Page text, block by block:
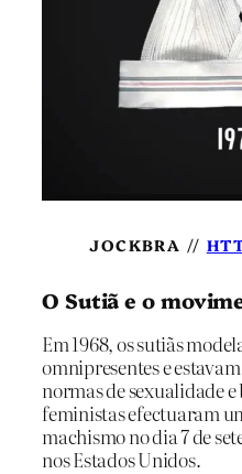
JOCKBRA //
O Sutiã e o
Em 1968, os sutiãs
omnipresentes e
normas de sexualidade
feministas efectuaram
machismo no dia 7 de
nos Estados Unidos.